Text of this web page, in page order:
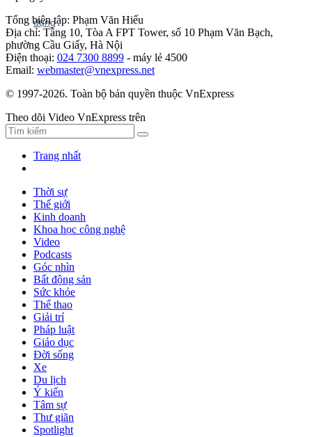
Tổng biên tập: Phạm Văn Hiếu
Địa chỉ: Tầng 10, Tòa A FPT Tower, số 10 Phạm Văn Bạch,
phường Cầu Giấy, Hà Nội
Điện thoại: 024 7300 8899 - máy lẻ 4500
Email: webmaster@vnexpress.net
© 1997-2026. Toàn bộ bản quyền thuộc VnExpress
Theo dõi Video VnExpress trên
Trang nhất
Thời sự
Thế giới
Kinh doanh
Khoa học công nghệ
Video
Podcasts
Góc nhìn
Bất động sản
Sức khỏe
Thể thao
Giải trí
Pháp luật
Giáo dục
Đời sống
Xe
Du lịch
Ý kiến
Tâm sự
Thư giãn
Spotlight